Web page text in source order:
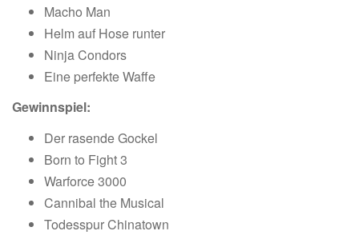
Macho Man
Helm auf Hose runter
Ninja Condors
Eine perfekte Waffe
Gewinnspiel:
Der rasende Gockel
Born to Fight 3
Warforce 3000
Cannibal the Musical
Todesspur Chinatown